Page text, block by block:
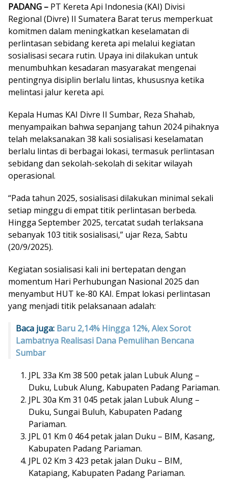
PADANG – PT Kereta Api Indonesia (KAI) Divisi
Regional (Divre) II Sumatera Barat terus memperkuat
komitmen dalam meningkatkan keselamatan di
perlintasan sebidang kereta api melalui kegiatan
sosialisasi secara rutin. Upaya ini dilakukan untuk
menumbuhkan kesadaran masyarakat mengenai
pentingnya disiplin berlalu lintas, khususnya ketika
melintasi jalur kereta api.
Kepala Humas KAI Divre II Sumbar, Reza Shahab,
menyampaikan bahwa sepanjang tahun 2024 pihaknya
telah melaksanakan 38 kali sosialisasi keselamatan
berlalu lintas di berbagai lokasi, termasuk perlintasan
sebidang dan sekolah-sekolah di sekitar wilayah
operasional.
“Pada tahun 2025, sosialisasi dilakukan minimal sekali
setiap minggu di empat titik perlintasan berbeda.
Hingga September 2025, tercatat sudah terlaksana
sebanyak 103 titik sosialisasi,” ujar Reza, Sabtu
(20/9/2025).
Kegiatan sosialisasi kali ini bertepatan dengan
momentum Hari Perhubungan Nasional 2025 dan
menyambut HUT ke-80 KAI. Empat lokasi perlintasan
yang menjadi titik pelaksanaan adalah:
Baca juga: Baru 2,14% Hingga 12%, Alex Sorot
Lambatnya Realisasi Dana Pemulihan Bencana
Sumbar
JPL 33a Km 38 500 petak jalan Lubuk Alung –
Duku, Lubuk Alung, Kabupaten Padang Pariaman.
JPL 30a Km 31 045 petak jalan Lubuk Alung –
Duku, Sungai Buluh, Kabupaten Padang
Pariaman.
JPL 01 Km 0 464 petak jalan Duku – BIM, Kasang,
Kabupaten Padang Pariaman.
JPL 02 Km 3 423 petak jalan Duku – BIM,
Katapiang, Kabupaten Padang Pariaman.